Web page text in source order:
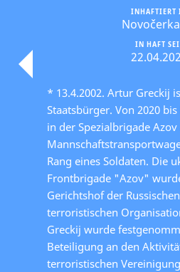
IN HAFT
INHAFTIERT
* 13.4.2002. Artur Greckij
Staatsbürger. Von 2020
in der Spezialbrigade
Rang eines Soldaten. Die
Frontbrigade "Azov"
Gerichtshof der
terroristischen
Greckij wurde
Beteiligung an den
terroristischen